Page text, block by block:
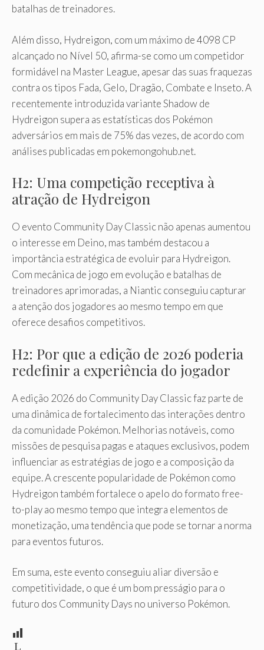
batalhas de treinadores.
Além disso, Hydreigon, com um máximo de 4098 CP
alcançado no Nível 50, afirma-se como um competidor
formidável na Master League, apesar das suas fraquezas
contra os tipos Fada, Gelo, Dragão, Combate e Inseto. A
recentemente introduzida variante Shadow de
Hydreigon supera as estatísticas dos Pokémon
adversários em mais de 75% das vezes, de acordo com
análises publicadas em pokemongohub.net.
H2: Uma competição receptiva à
atração de Hydreigon
O evento Community Day Classic não apenas aumentou
o interesse em Deino, mas também destacou a
importância estratégica de evoluir para Hydreigon.
Com mecânica de jogo em evolução e batalhas de
treinadores aprimoradas, a Niantic conseguiu capturar
a atenção dos jogadores ao mesmo tempo em que
oferece desafios competitivos.
H2: Por que a edição de 2026 poderia
redefinir a experiência do jogador
A edição 2026 do Community Day Classic faz parte de
uma dinâmica de fortalecimento das interações dentro
da comunidade Pokémon. Melhorias notáveis, como
missões de pesquisa pagas e ataques exclusivos, podem
influenciar as estratégias de jogo e a composição da
equipe. A crescente popularidade de Pokémon como
Hydreigon também fortalece o apelo do formato free-
to-play ao mesmo tempo que integra elementos de
monetização, uma tendência que pode se tornar a norma
para eventos futuros.
Em suma, este evento conseguiu aliar diversão e
competitividade, o que é um bom presságio para o
futuro dos Community Days no universo Pokémon.
L